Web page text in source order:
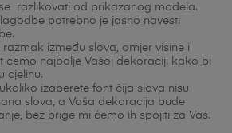
razlikovati od prikazanog modela.
potrebno je jasno navesti
razmak između slova, omjer visine i
ćemo najbolje Vašoj dekoraciji kako bi
cjelinu.
izaberete font čija slova nisu
slova, a Vaša dekoracija bude
bez brige mi ćemo ih spojiti za Vas.